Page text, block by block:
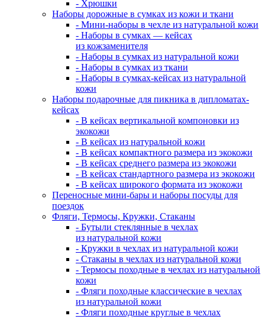
- Хрюшки
Наборы дорожные в сумках из кожи и ткани
- Мини-наборы в чехле из натуральной кожи
- Наборы в сумках — кейсах
из кожзаменителя
- Наборы в сумках из натуральной кожи
- Наборы в сумках из ткани
- Наборы в сумках-кейсах из натуральной
кожи
Наборы подарочные для пикника в дипломатах-
кейсах
- В кейсах вертикальной компоновки из
экокожи
- В кейсах из натуральной кожи
- В кейсах компактного размера из экокожи
- В кейсах среднего размера из экокожи
- В кейсах стандартного размера из экокожи
- В кейсах широкого формата из экокожи
Переносные мини-бары и наборы посуды для
поездок
Фляги, Термосы, Кружки, Стаканы
- Бутыли стеклянные в чехлах
из натуральной кожи
- Кружки в чехлах из натуральной кожи
- Стаканы в чехлах из натуральной кожи
- Термосы походные в чехлах из натуральной
кожи
- Фляги походные классические в чехлах
из натуральной кожи
- Фляги походные круглые в чехлах